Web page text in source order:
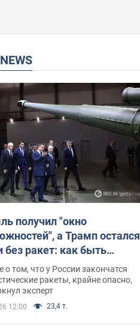
NEWS
получил "окно
а Трамп остался
без ракет: как быть
Интервью с Мельником
о том, что у России закончатся
ракеты, крайне опасно,
эксперт
12:00 23,4 т.